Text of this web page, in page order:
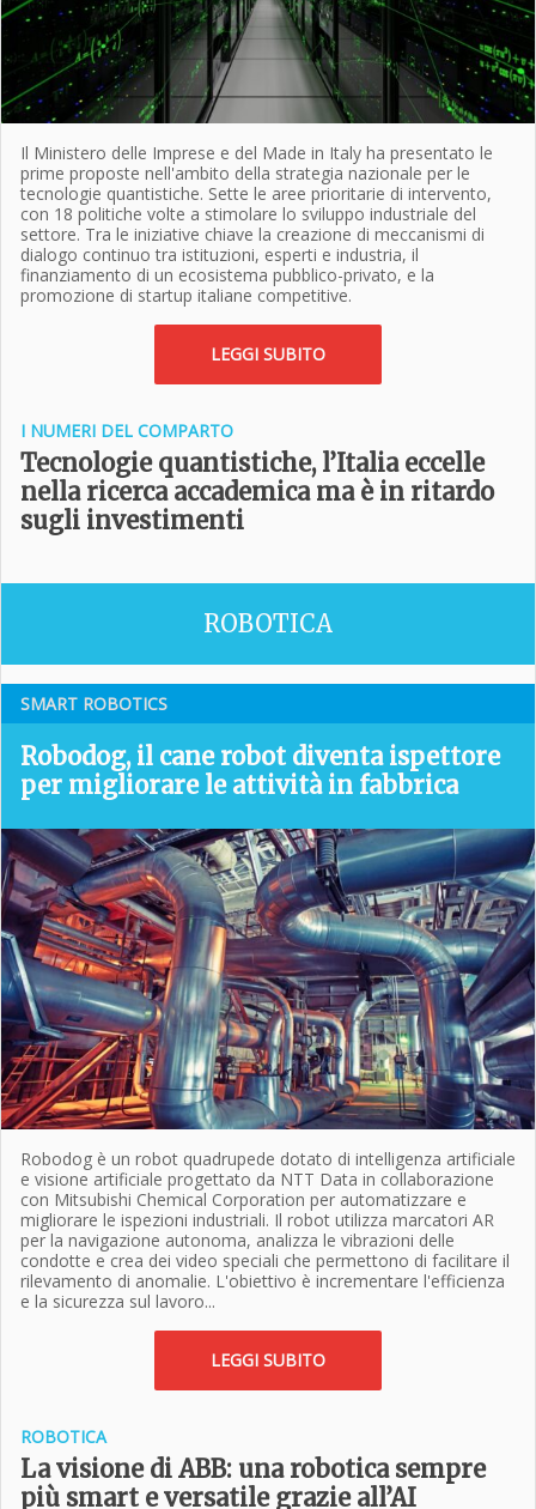
Il Ministero delle Imprese e del Made in Italy ha presentato le
prime proposte nell'ambito della strategia nazionale per le
tecnologie quantistiche. Sette le aree prioritarie di intervento,
con 18 politiche volte a stimolare lo sviluppo industriale del
settore. Tra le iniziative chiave la creazione di meccanismi di
dialogo continuo tra istituzioni, esperti e industria, il
finanziamento di un ecosistema pubblico-privato, e la
promozione di startup italiane competitive.
LEGGI SUBITO
I NUMERI DEL COMPARTO
Tecnologie quantistiche, l’Italia eccelle
nella ricerca accademica ma è in ritardo
sugli investimenti
ROBOTICA
SMART ROBOTICS
Robodog, il cane robot diventa ispettore
per migliorare le attività in fabbrica
Robodog è un robot quadrupede dotato di intelligenza artificiale
e visione artificiale progettato da NTT Data in collaborazione
con Mitsubishi Chemical Corporation per automatizzare e
migliorare le ispezioni industriali. Il robot utilizza marcatori AR
per la navigazione autonoma, analizza le vibrazioni delle
condotte e crea dei video speciali che permettono di facilitare il
rilevamento di anomalie. L'obiettivo è incrementare l'efficienza
e la sicurezza sul lavoro...
LEGGI SUBITO
ROBOTICA
La visione di ABB: una robotica sempre
più smart e versatile grazie all’AI